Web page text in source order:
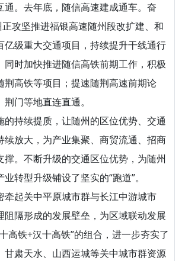
通。去年底，随信高速建成通车。奋
正攻坚推进福银高速随州段改扩建、和
亿级重大交通项目，持续提升干线通行
同时加快推进随信高铁前期工作，积极
荆高铁等项目；提速随荆高速前期论
荆门等地直连直通。
持续提质，让随州的区位优势、交通
续放大，为产业集聚、商贸流通、招商
撑。不断升级的交通区位优势，为随州
转型升级铺设了坚实的“跑道”。
起关中平原城市群与长江中游城市
阻隔形成的发展壁垒，为区域联动发展
高铁+汉十高铁”的组合，进一步夯实了
甘肃天水、山西运城等关中城市群资源